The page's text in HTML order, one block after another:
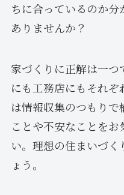
ちに合っているのか
ありませんか？
家づくりに正解は一
にも工務店にもそれ
は情報収集のつもり
ことや不安なことを
い。理想の住まいづ
ょう。